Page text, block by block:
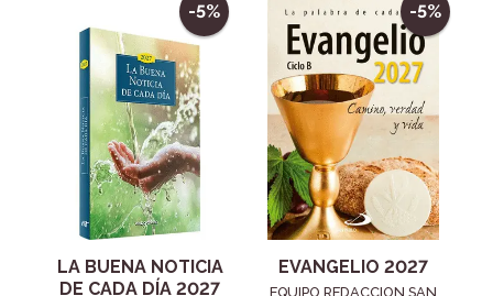
-5%
LA BUENA NOTICIA
DE CADA DÍA 2027
-5%
EVANGELIO 2027
EQUIPO REDACCION SAN